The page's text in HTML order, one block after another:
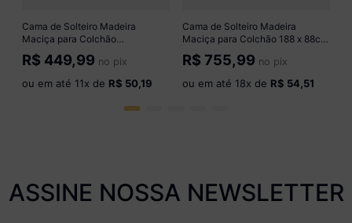
Cama de Solteiro Madeira
Maciça para Colchão
78/88x188cm Multimóveis
CR35254 Imbuia
R$ 449,99 no pix
ou em até 11x de R$ 50,19
Cama de Solteiro Madeira
Maciça para Colchão 188 x 88cm
Multimóveis CR35241 Castanho
R$ 755,99 no pix
ou em até 18x de R$ 54,51
ASSINE NOSSA NEWSLETTER